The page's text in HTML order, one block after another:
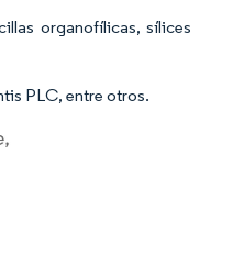
organofílicas, sílices
PLC, entre otros.